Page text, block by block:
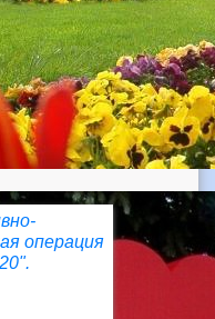
операция